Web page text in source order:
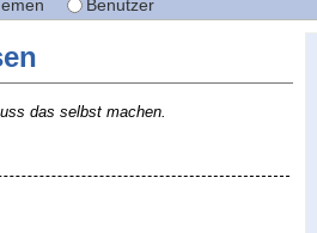
Benutzer
das selbst machen.